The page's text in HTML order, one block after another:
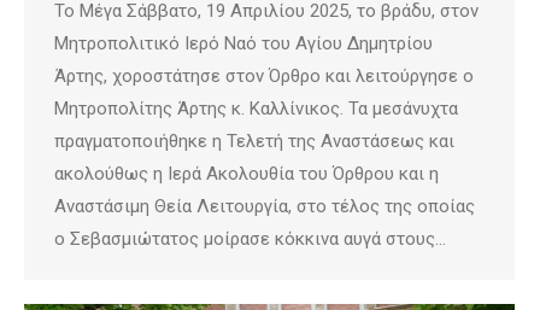
Το Μέγα Σάββατο, 19 Απριλίου 2025, το βράδυ, στον
Μητροπολιτικό Ιερό Ναό του Αγίου Δημητρίου
Άρτης, χοροστάτησε στον Όρθρο και λειτούργησε ο
Μητροπολίτης Άρτης κ. Καλλίνικος. Τα μεσάνυχτα
πραγματοποιήθηκε η Τελετή της Αναστάσεως και
ακολούθως η Ιερά Ακολουθία του Όρθρου και η
Αναστάσιμη Θεία Λειτουργία, στο τέλος της οποίας
ο Σεβασμιώτατος μοίρασε κόκκινα αυγά στους…